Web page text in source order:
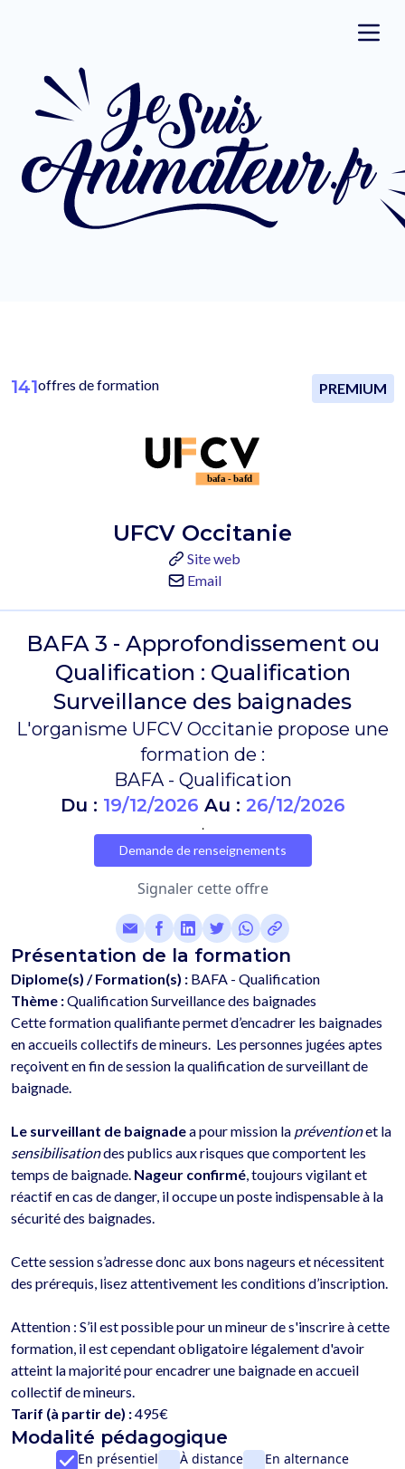
141offres de formation PREMIUM
UFCV Occitanie
Site web
Email
BAFA 3 - Approfondissement ou
Qualification : Qualification
Surveillance des baignades
L'organisme UFCV Occitanie propose une
formation de :
BAFA - Qualification
Du : 19/12/2026 Au : 26/12/2026
.
Demande de renseignements
Signaler cette offre
Présentation de la formation
Diplome(s) / Formation(s) : BAFA - Qualification
Thème :Qualification Surveillance des baignades
Cette formation qualifiante permet d’encadrer les baignades
en accueils collectifs de mineurs.  Les personnes jugées aptes
reçoivent en fin de session la qualification de surveillant de
baignade.
Le surveillant de baignade a pour mission la prévention
sensibilisation des publics aux risques que comportent les
temps de baignade. Nageur confirmé, toujours vigilant et
réactif en cas de danger, il occupe un poste indispensable à la
sécurité des baignades.
Cette session s’adresse donc aux bons nageurs et nécessitent
des prérequis, lisez attentivement les conditions d’inscription.
Attention : S’il est possible pour un mineur de s'inscrire à cette
formation, il est cependant obligatoire légalement d'avoir
atteint la majorité pour encadrer une baignade en accueil
Tarif (à partir de) :495€
Modalité pédagogique
En présentiel À distance En alternance